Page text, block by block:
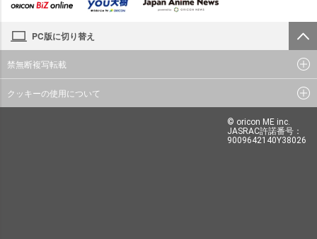
PC版に切り替え
禁無断複写転載
クッキーの使用について
© oricon ME inc.
JASRAC許諾番号：
9009642140Y38026